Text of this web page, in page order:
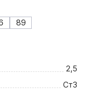
89
2,5
Ст3